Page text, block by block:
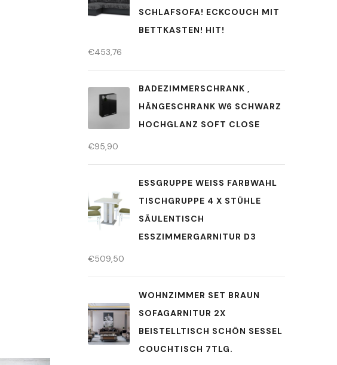
SCHLAFSOFA! ECKCOUCH MIT
BETTKASTEN! HIT!
€453,76
BADEZIMMERSCHRANK ,
HÄNGESCHRANK W6 SCHWARZ
HOCHGLANZ SOFT CLOSE
€95,90
ESSGRUPPE WEISS FARBWAHL T
ISCHGRUPPE 4 X STÜHLE S
ÄULENTISCH E
SSZIMMERGARNITUR D3
€509,50
WOHNZIMMER SET BRAUN
SOFAGARNITUR 2X
BEISTELLTISCH SCHÖN SESSEL
COUCHTISCH 7TLG.